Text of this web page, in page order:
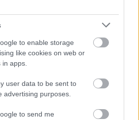
to enable storage
like cookies on web or
apps.
user data to be sent to
advertising purposes.
to send me
fájdalom: kórházba került a nő,
egy pók - Fotók